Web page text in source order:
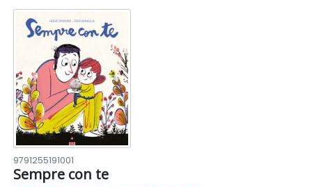
9791255191001
Sempre con te